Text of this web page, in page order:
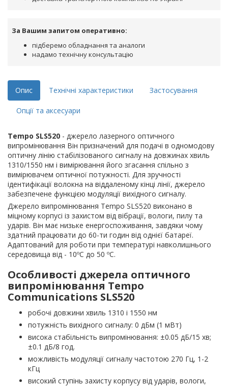
За Вашим запитом оперативно:
підберемо обладнання та аналоги
надамо технічну консультацію
Опис Технічні характеристики Застосування
Опції та аксесуари
Tempo SLS520 - джерело лазерного оптичного
випромінювання Він призначений для подачі в одномодову
оптичну лінію стабілізованого сигналу на довжинах хвиль
1310/1550 нм і вимірювання його згасання спільно з
вимірювачем оптичної потужності. Для зручності
ідентифікації волокна на віддаленому кінці лінії, джерело
забезпечене функцією модуляції вихідного сигналу.
Джерело випромінювання Tempo SLS520 виконано в
міцному корпусі із захистом від вібрації, вологи, пилу та
ударів. Він має низьке енергоспоживання, завдяки чому
здатний працювати до 60-ти годин від однієї батареї.
Адаптований для роботи при температурі навколишнього
середовища від - 10ºC до 50 ºC.
Особливості джерела оптичного
випромінювання Tempo
Communications SLS520
робочі довжини хвиль 1310 і 1550 нм
потужність вихідного сигналу: 0 дБм (1 мВт)
висока стабільність випромінювання: ±0.05 дБ/15 хв;
±0.1 дБ/8 год.
можливість модуляції сигналу частотою 270 Гц, 1-2
кГц
високий ступінь захисту корпусу від ударів, вологи,